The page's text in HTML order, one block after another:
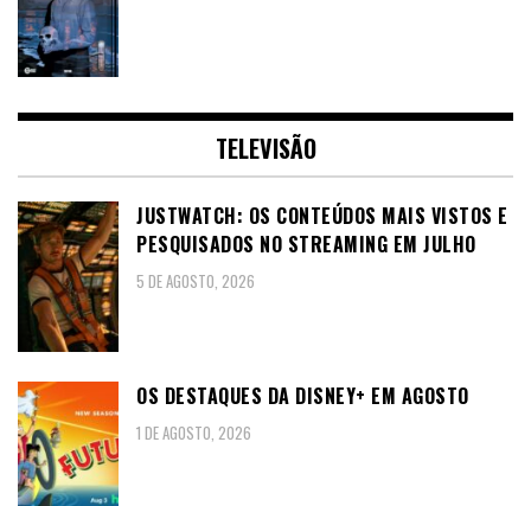
TELEVISÃO
JUSTWATCH: OS CONTEÚDOS MAIS VISTOS E
PESQUISADOS NO STREAMING EM JULHO
5 DE AGOSTO, 2026
OS DESTAQUES DA DISNEY+ EM AGOSTO
1 DE AGOSTO, 2026